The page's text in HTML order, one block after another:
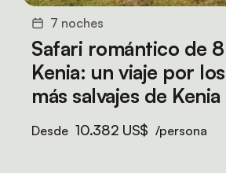
7 noches
Safari romántico de
Kenia: un viaje por
más salvajes de Kenia
Desde 10.382 US$ /persona